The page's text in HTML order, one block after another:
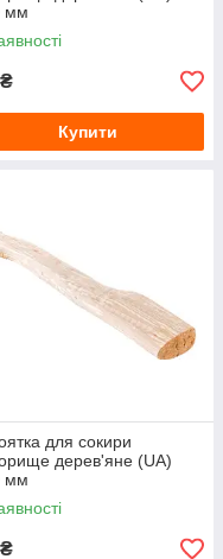
мм
₴
Купити
для сокири
дерев'яне (UA)
мм
₴